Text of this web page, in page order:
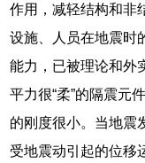
作用，减轻结构和非
设施、人员在地震时
能力，已被理论和外
平力很“柔”的隔震元
的刚度很小。当地震
受地震动引起的位移